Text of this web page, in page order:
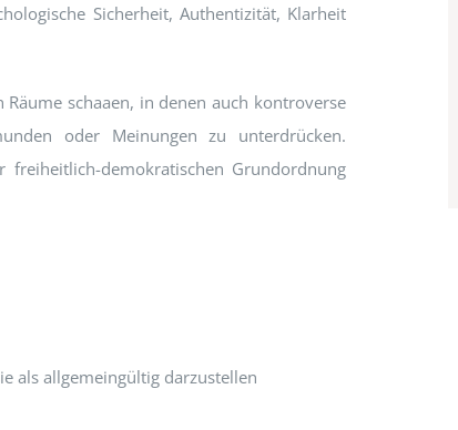
Sicherheit, Authentizität, Klarheit
schaaen, in denen auch kontroverse
oder Meinungen zu unterdrücken.
demokratischen Grundordnung
als allgemeingültig darzustellen